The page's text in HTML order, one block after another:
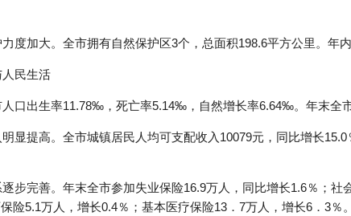
度加大。全市拥有自然保护区3个，总面积198.6平方公里。年
民生活
口出生率11.78‰，死亡率5.14‰，自然增长率6.64‰。年末全
显提高。全市城镇居民人均可支配收入10079元，同比增长
步完善。年末全市参加失业保险16.9万人，同比增长1.6％；
险5.1万人，增长0.4％；基本医疗保险13．7万人，增长6．3